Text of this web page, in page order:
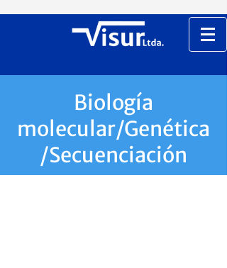
Biología
molecular/Genética
/Secuenciación